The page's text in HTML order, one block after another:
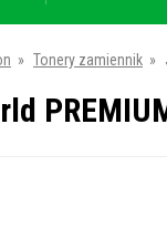
» Tonery zamiennik »